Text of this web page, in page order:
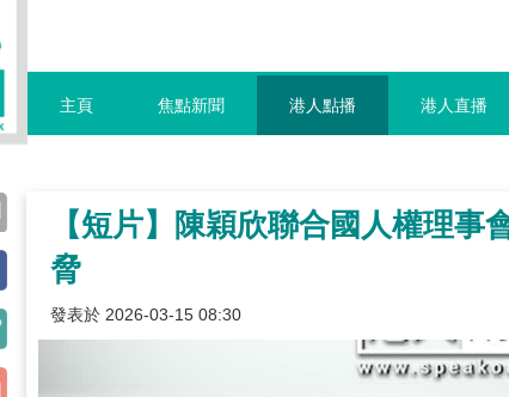
主頁 焦點新聞 港人點播 港人直播
【短片】陳穎欣聯合國人權理事
脅
發表於 2026-03-15 08:30